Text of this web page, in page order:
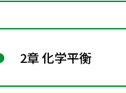
2章 化学平衡